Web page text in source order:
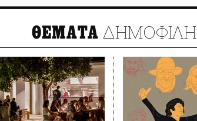
ΘΕΜΑΤΑ ΔΗΜΟΦΙΛΗ